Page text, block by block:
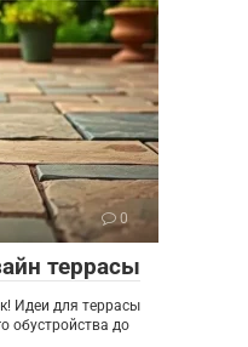
0
террасы
Идеи для террасы
обустройства до